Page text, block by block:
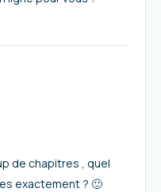
de chapitres , quel
exactement ? 🙂